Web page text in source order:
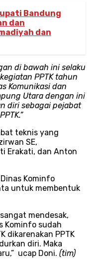
Bandung
dan
dan
di bawah ini selaku
PPTK tahun
Komunikasi dan
Utara dengan ini
diri sebagai pejabat
teknis yang
SE,
Erakati, dan Anton
Kominfo
untuk membentuk
mendesak,
Kominfo sudah
dikarenakan PPTK
diri. Maka
ucap Doni. (tim)